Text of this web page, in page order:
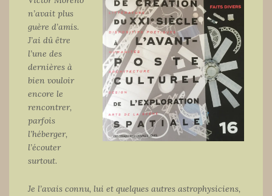
n’avait plus
guère d’amis.
J’ai dû être
l’une des
dernières à
bien vouloir
encore le
rencontrer,
parfois
l’héberger,
l’écouter
surtout.
Je l’avais connu, lui et quelques autres astrophysiciens,